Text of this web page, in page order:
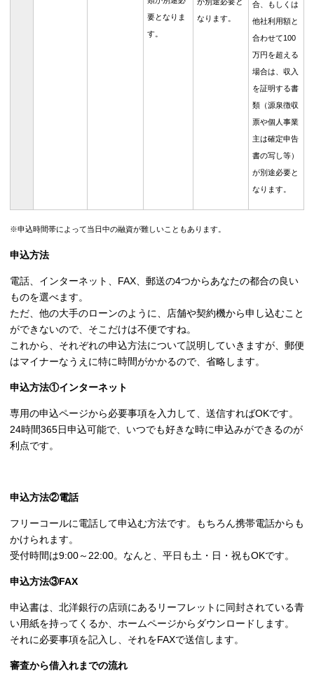
要となりま
す。
なります。
合、もしくは
他社利用額と
合わせて100
万円を超える
場合は、収入
を証明する書
類（源泉徴収
票や個人事業
主は確定申告
書の写し等）
が別途必要と
なります。
※申込時間帯によって当日中の融資が難しいこともあります。
申込方法
電話、インターネット、FAX、郵送の4つからあなたの都合の良い
ものを選べます。
ただ、他の大手のローンのように、店舗や契約機から申し込むこと
ができないので、そこだけは不便ですね。
これから、それぞれの申込方法について説明していきますが、郵便
はマイナーなうえに特に時間がかかるので、省略します。
申込方法①インターネット
専用の申込ページから必要事項を入力して、送信すればOKです。
24時間365日申込可能で、いつでも好きな時に申込みができるのが
利点です。
申込方法②電話
フリーコールに電話して申込む方法です。もちろん携帯電話からも
かけられます。
受付時間は9:00～22:00。なんと、平日も土・日・祝もOKです。
申込方法③FAX
申込書は、北洋銀行の店頭にあるリーフレットに同封されている青
い用紙を持ってくるか、ホームページからダウンロードします。
それに必要事項を記入し、それをFAXで送信します。
審査から借入れまでの流れ